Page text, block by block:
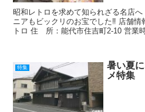
昭和レトロを求めて知られざる名店
ニアもビックリのお宝でした‼ 店舗
トロ 住 所：能代市住吉町2-10 営業
特集
暑い夏
メ特集